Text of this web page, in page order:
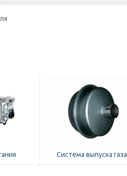
Система выпуска газа